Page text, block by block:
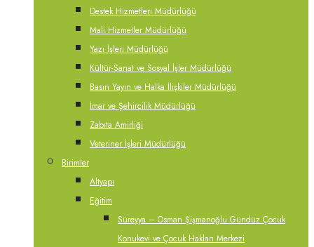
Destek Hizmetleri Müdürlüğü
Mali Hizmetler Müdürlüğü
Yazı İşleri Müdürlüğü
Kültür-Sanat ve Sosyal İşler Müdürlüğü
Basın Yayın ve Halka İlişkiler Müdürlüğü
İmar ve Şehircilik Müdürlüğü
Zabıta Amirliği
Veteriner İşleri Müdürlüğü
Birimler
Altyapı
Eğitim
Süreyya – Osman Şişmanoğlu Gündüz Çocuk
Konukevi ve Çocuk Hakları Merkezi